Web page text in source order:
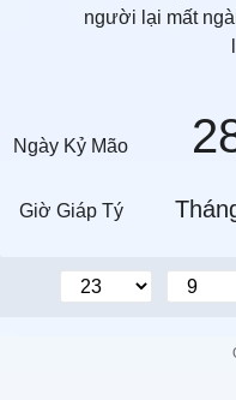
người lại mất
Ngày Kỷ Mão
Giờ Giáp Tý